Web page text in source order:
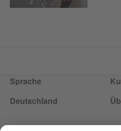
Sprache
Deutschland